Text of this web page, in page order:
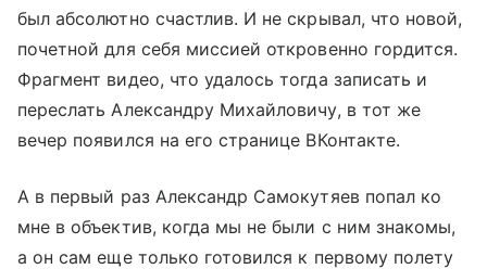
был абсолютно счастлив. И не скрывал, что новой,
почетной для себя миссией откровенно гордится.
Фрагмент видео, что удалось тогда записать и
переслать Александру Михайловичу, в тот же
вечер появился на его странице ВКонтакте.
А в первый раз Александр Самокутяев попал ко
мне в объектив, когда мы не были с ним знакомы,
а он сам еще только готовился к первому полету